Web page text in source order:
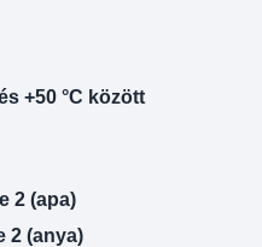
+50 °C között
2 (apa)
2 (anya)